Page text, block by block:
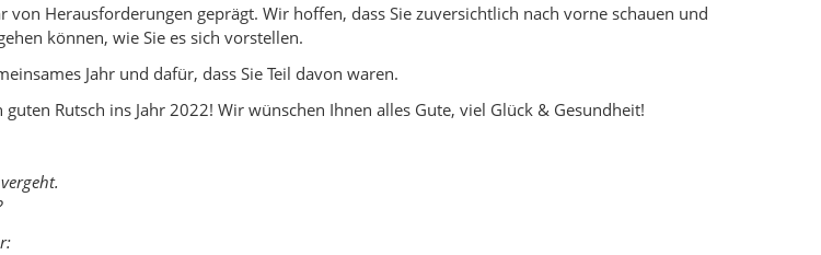
von Herausforderungen geprägt. Wir hoffen, dass Sie zuversichtlich nach vorne schauen und
können, wie Sie es sich vorstellen.
Jahr und dafür, dass Sie Teil davon waren.
Rutsch ins Jahr 2022! Wir wünschen Ihnen alles Gute, viel Glück & Gesundheit!